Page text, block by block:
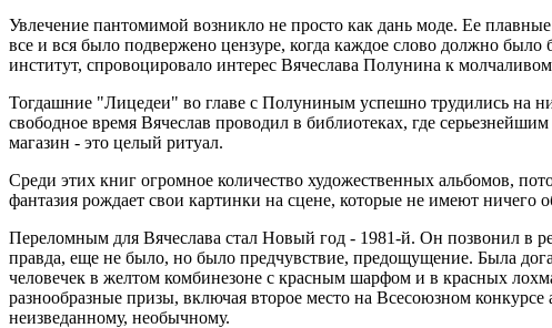
Увлечение пантомимой возникло не просто как дань моде. Ее
все и вся было подвержено цензуре, когда каждое слово должно было
институт, спровоцировало интерес Вячеслава Полунина к
Тогдашние "Лицедеи" во главе с Полуниным успешно трудились на
свободное время Вячеслав проводил в библиотеках, где
магазин - это целый ритуал.
Среди этих книг огромное количество художественных альбомов,
фантазия рождает свои картинки на сцене, которые не имеют ничего
Переломным для Вячеслава стал Новый год - 1981-й. Он позвонил в
правда, еще не было, но было предчувствие, предощущение. Была
человечек в желтом комбинезоне с красным шарфом и в красных
разнообразные призы, включая второе место на Всесоюзном
неизведанному, необычному.